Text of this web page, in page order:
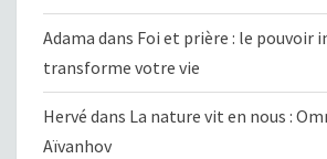
Adama dans Foi et prière : le pouvoir
transforme votre vie
Hervé dans La nature vit en nous :
Aïvanhov